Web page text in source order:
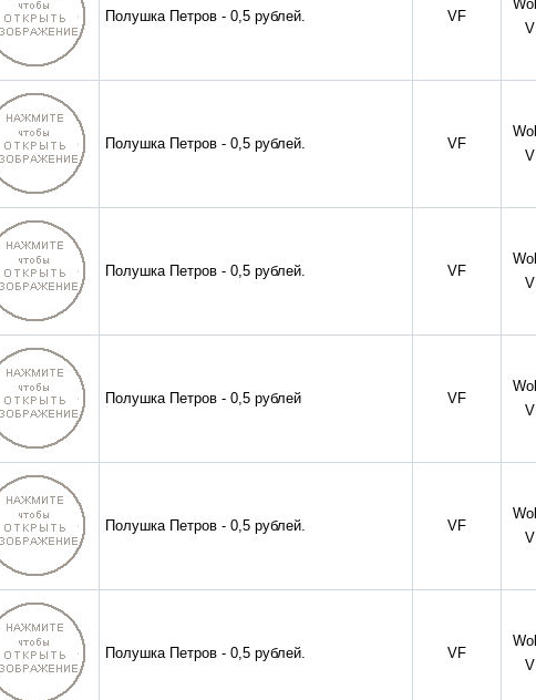
Полушка Петров - 0,5 рублей. VF
Полушка Петров - 0,5 рублей. VF
Полушка Петров - 0,5 рублей. VF
Полушка Петров - 0,5 рублей VF
Полушка Петров - 0,5 рублей. VF
Полушка Петров - 0,5 рублей. VF